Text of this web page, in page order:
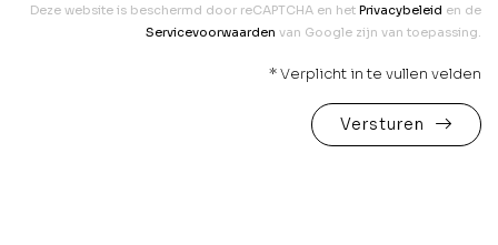
Deze website is beschermd door reCAPTCHA en het Privacybeleid en de
Servicevoorwaarden van Google zijn van toepassing.
* Verplicht in te vullen velden
Versturen